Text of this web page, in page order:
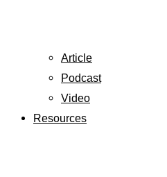
Article
Podcast
Video
Resources